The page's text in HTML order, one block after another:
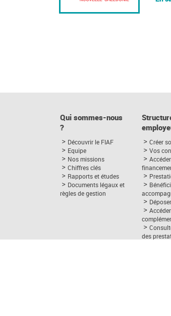
Qui sommes-nous
?
Découvrir le FIAF
Equipe
Nos missions
Chiffres clés
Rapports et études
Documents légaux et
règles de gestion
Créer
Vos
des